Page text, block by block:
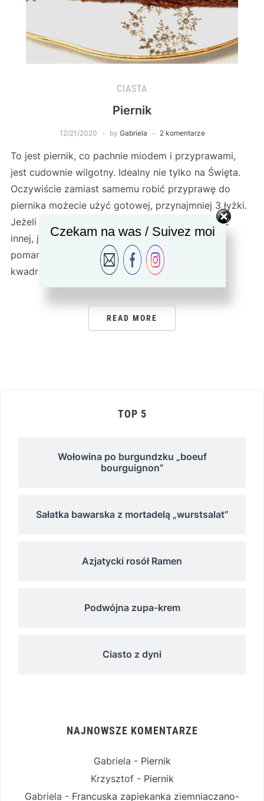
CIASTA
Piernik
12/21/2020 by Gabriela 2 komentarze
To jest piernik, co pachnie miodem i przyprawami,
jest cudownie wilgotny. Idealny nie tylko na Święta.
Oczywiście zamiast samemu robić przyprawę do
piernika możecie użyć gotowej, przynajmniej 3 łyżki.
Jeżeli nie macie powideł ze śliwek możecie użyć
innej, ja często robię z owocami leśnymi lub
pomarańczową. Forma może być okrągła lub
kwadratowa, ewentualnie duża keksówka. […]
READ MORE
TOP 5
Wołowina po burgundzku „boeuf
bourguignon”
Sałatka bawarska z mortadelą „wurstsalat”
Azjatycki rosół Ramen
Podwójna zupa-krem
Ciasto z dyni
NAJNOWSZE KOMENTARZE
Gabriela - Piernik
Krzysztof- Piernik
Gabriela - Francuska zapiekanka ziemniaczano-
Czekam na was / Suivez moi